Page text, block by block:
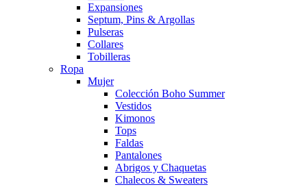
Expansiones
Septum, Pins & Argollas
Pulseras
Collares
Tobilleras
Ropa
Mujer
Colección Boho Summer
Vestidos
Kimonos
Tops
Faldas
Pantalones
Abrigos y Chaquetas
Chalecos & Sweaters